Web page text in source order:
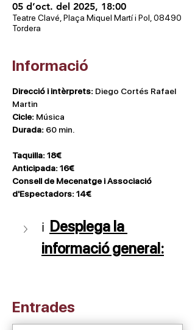
05 d’oct. del 2025, 18:00
Teatre Clavé, Plaça Miquel Martí i Pol, 08490
Tordera
Informació
Direcció i intèrprets: Diego Cortés Rafael
Martin
Cicle: Música
Durada: 60 min.
Taquilla: 18€
Anticipada: 16€
Consell de Mecenatge i Associació
d'Espectadors: 14€
ℹ️ Desplega la
informació general:
Entrades